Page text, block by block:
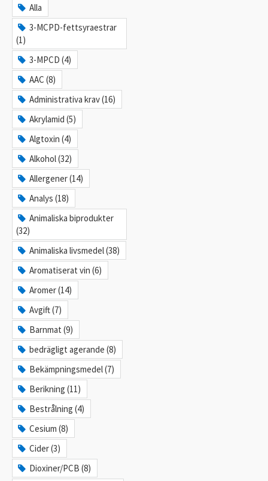
Alla
3-MCPD-fettsyraestrar
(1)
3-MPCD (4)
AAC (8)
Administrativa krav (16)
Akrylamid (5)
Algtoxin (4)
Alkohol (32)
Allergener (14)
Analys (18)
Animaliska biprodukter
(32)
Animaliska livsmedel (38)
Aromatiserat vin (6)
Aromer (14)
Avgift (7)
Barnmat (9)
bedrägligt agerande (8)
Bekämpningsmedel (7)
Berikning (11)
Bestrålning (4)
Cesium (8)
Cider (3)
Dioxiner/PCB (8)